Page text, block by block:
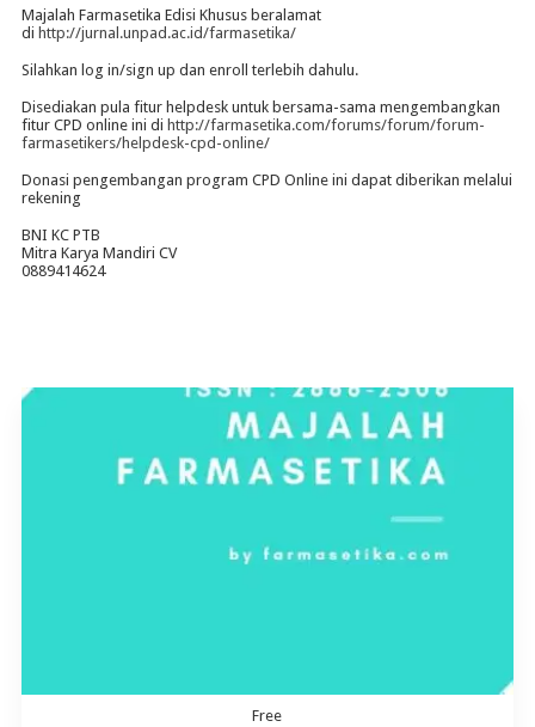
Majalah Farmasetika Edisi Khusus beralamat
di http://jurnal.unpad.ac.id/farmasetika/
Silahkan log in/sign up dan enroll terlebih dahulu.
Disediakan pula fitur helpdesk untuk bersama-sama mengembangkan
fitur CPD online ini di http://farmasetika.com/forums/forum/forum-
farmasetikers/helpdesk-cpd-online/
Donasi pengembangan program CPD Online ini dapat diberikan melalui
rekening
BNI KC PTB
Mitra Karya Mandiri CV
0889414624
Free